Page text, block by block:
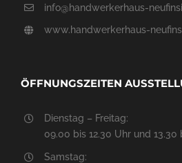
info@handwerkerhaus-
www.handwerkerhaus-
ÖFFNUNGSZEITEN
Dienstag – Freitag:
09.00 bis 12.30 Uhr und 13.30
Samstag: